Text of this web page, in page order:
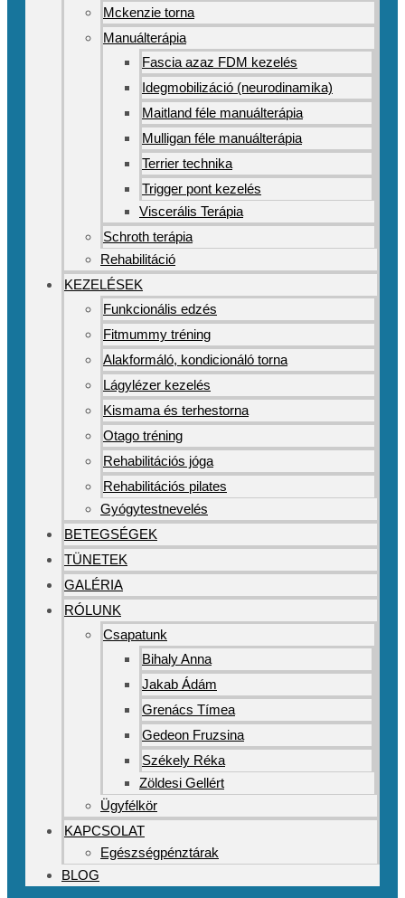
Mckenzie torna
Manuálterápia
Fascia azaz FDM kezelés
Idegmobilizáció (neurodinamika)
Maitland féle manuálterápia
Mulligan féle manuálterápia
Terrier technika
Trigger pont kezelés
Viscerális Terápia
Schroth terápia
Rehabilitáció
KEZELÉSEK
Funkcionális edzés
Fitmummy tréning
Alakformáló, kondicionáló torna
Lágylézer kezelés
Kismama és terhestorna
Otago tréning
Rehabilitációs jóga
Rehabilitációs pilates
Gyógytestnevelés
BETEGSÉGEK
TÜNETEK
GALÉRIA
RÓLUNK
Csapatunk
Bihaly Anna
Jakab Ádám
Grenács Tímea
Gedeon Fruzsina
Székely Réka
Zöldesi Gellért
Ügyfélkör
KAPCSOLAT
Egészségpénztárak
BLOG